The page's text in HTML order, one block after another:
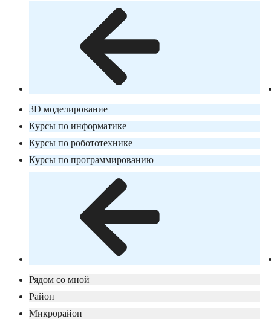
3D моделирование
Курсы по информатике
Курсы по робототехнике
Курсы по программированию
Рядом со мной
Район
Микрорайон